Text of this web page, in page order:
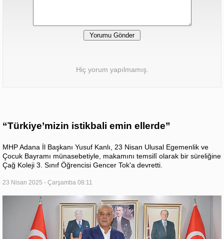
Hiç yorum yapılmamış.
“Türkiye’mizin istikbali emin ellerde”
MHP Adana İl Başkanı Yusuf Kanlı, 23 Nisan Ulusal Egemenlik ve
Çocuk Bayramı münasebetiyle, makamını temsilî olarak bir süreliğine
Çağ Koleji 3. Sınıf Öğrencisi Gencer Tok'a devretti.
23 Nisan 2025 - Çarşamba 08:11